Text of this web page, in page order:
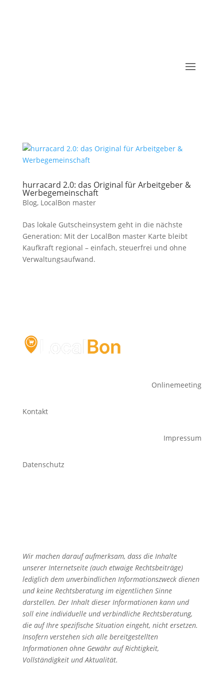
hurracard 2.0: das Original für Arbeitgeber &
Werbegemeinschaft
Blog, LocalBon master
Das lokale Gutscheinsystem geht in die nächste
Generation: Mit der LocalBon master Karte bleibt
Kaufkraft regional – einfach, steuerfrei und ohne
Verwaltungsaufwand.
Onlinemeeting
Kontakt
Impressum
Datenschutz
Wir machen darauf aufmerksam, dass die Inhalte
unserer Internetseite (auch etwaige Rechtsbeiträge)
lediglich dem unverbindlichen Informationszweck dienen
und keine Rechtsberatung im eigentlichen Sinne
darstellen. Der Inhalt dieser Informationen kann und
soll eine individuelle und verbindliche Rechtsberatung,
die auf Ihre spezifische Situation eingeht, nicht ersetzen.
Insofern verstehen sich alle bereitgestellten
Informationen ohne Gewähr auf Richtigkeit,
Vollständigkeit und Aktualität.